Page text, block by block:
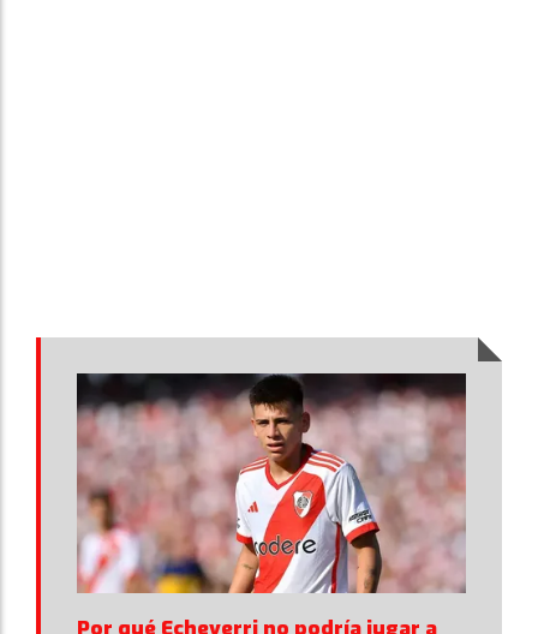
Por qué Echeverri no podría jugar a